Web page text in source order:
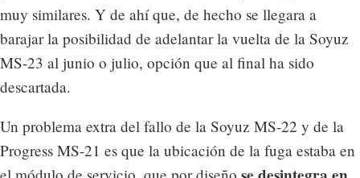
muy similares. Y de ahí que, de hecho se llegara a
barajar la posibilidad de adelantar la vuelta de la Soyuz
MS-23 al junio o julio, opción que al final ha sido
descartada.
Un problema extra del fallo de la Soyuz MS-22 y de la
Progress MS-21 es que la ubicación de la fuga estaba en